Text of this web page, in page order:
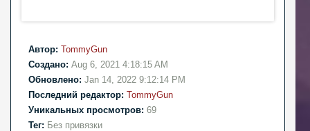
Автор: TommyGun
Создано: Aug 6, 2021 4:18:15 AM
Обновлено: Jan 14, 2022 9:12:14 PM
Последний редактор: TommyGun
Уникальных просмотров: 69
Тег: Без привязки